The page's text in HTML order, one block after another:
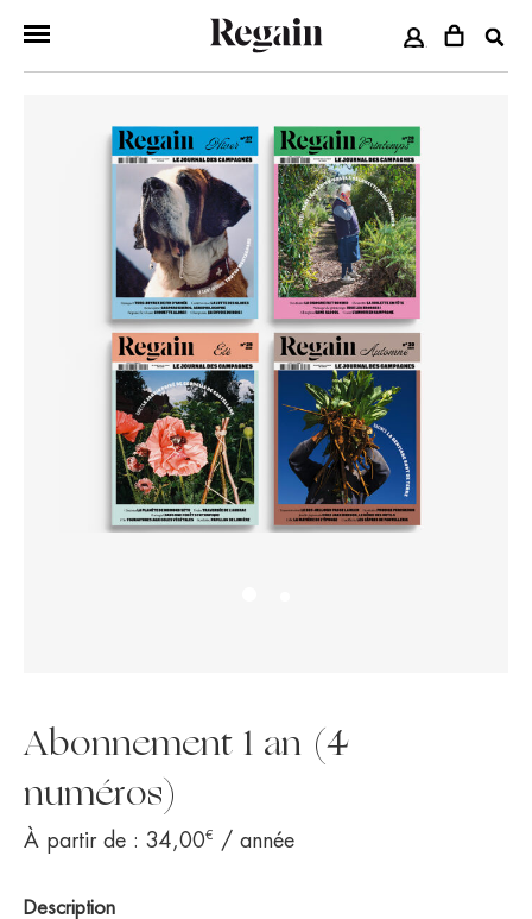
COMPTE
Abonnement 1 an (4
numéros)
À partir de : 34,00€ / année
Description